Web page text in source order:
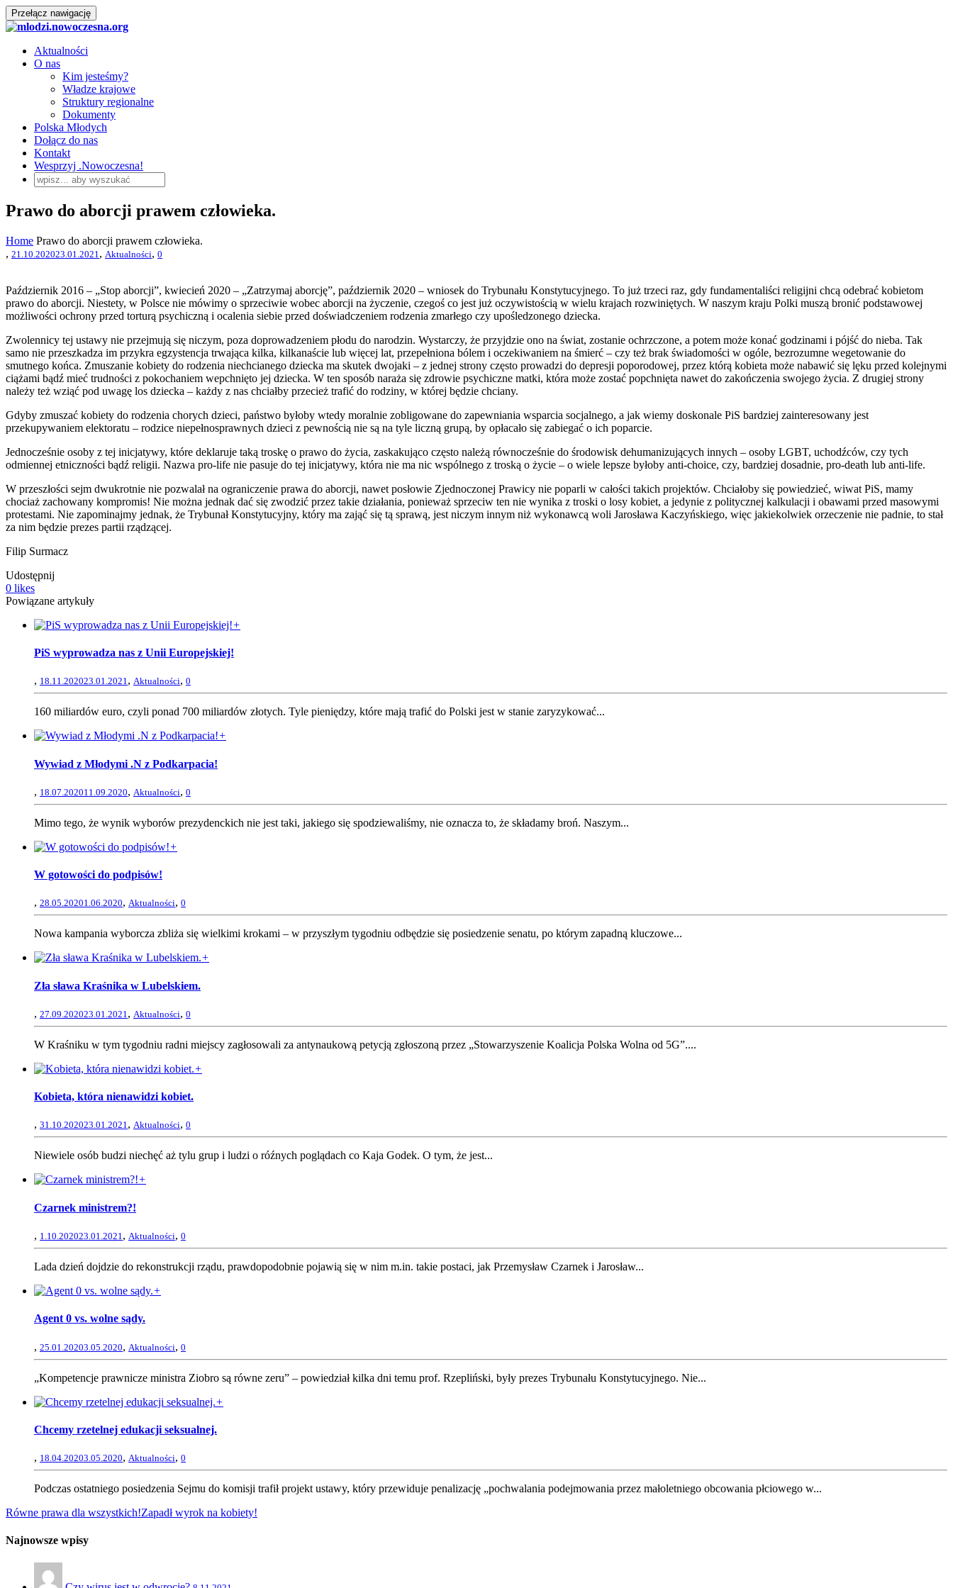
Przełącz nawigację
Aktualności
O nas
Kim jesteśmy?
Władze krajowe
Struktury regionalne
Dokumenty
Polska Młodych
Dołącz do nas
Kontakt
Wesprzyj .Nowoczesna!
Prawo do aborcji prawem człowieka.
Home Prawo do aborcji prawem człowieka.
, 21.10.202023.01.2021 , Aktualności, 0
Październik 2016 – „Stop aborcji”, kwiecień 2020 – „Zatrzymaj aborcję”, październik 2020 – wniosek do Trybunału Konstytucyjnego. To już trzeci raz, gdy fundamentaliści religijni chcą odebrać kobietom
prawo do aborcji. Niestety, w Polsce nie mówimy o sprzeciwie wobec aborcji na życzenie, czegoś co jest już oczywistością w wielu krajach rozwiniętych. W naszym kraju Polki muszą bronić podstawowej
możliwości ochrony przed torturą psychiczną i ocalenia siebie przed doświadczeniem rodzenia zmarłego czy upośledzonego dziecka.
Zwolennicy tej ustawy nie przejmują się niczym, poza doprowadzeniem płodu do narodzin. Wystarczy, że przyjdzie ono na świat, zostanie ochrzczone, a potem może konać godzinami i pójść do nieba. Tak
samo nie przeszkadza im przykra egzystencja trwająca kilka, kilkanaście lub więcej lat, przepełniona bólem i oczekiwaniem na śmierć – czy też brak świadomości w ogóle, bezrozumne wegetowanie do
smutnego końca. Zmuszanie kobiety do rodzenia niechcianego dziecka ma skutek dwojaki – z jednej strony często prowadzi do depresji poporodowej, przez którą kobieta może nabawić się lęku przed kolejnymi
ciążami bądź mieć trudności z pokochaniem wepchnięto jej dziecka. W ten sposób naraża się zdrowie psychiczne matki, która może zostać popchnięta nawet do zakończenia swojego życia. Z drugiej strony
należy też wziąć pod uwagę los dziecka – każdy z nas chciałby przecież trafić do rodziny, w której będzie chciany.
Gdyby zmuszać kobiety do rodzenia chorych dzieci, państwo byłoby wtedy moralnie zobligowane do zapewniania wsparcia socjalnego, a jak wiemy doskonale PiS bardziej zainteresowany jest
przekupywaniem elektoratu – rodzice niepełnosprawnych dzieci z pewnością nie są na tyle liczną grupą, by opłacało się zabiegać o ich poparcie.
Jednocześnie osoby z tej inicjatywy, które deklaruje taką troskę o prawo do życia, zaskakująco często należą równocześnie do środowisk dehumanizujących innych – osoby LGBT, uchodźców, czy tych
odmiennej etniczności bądź religii. Nazwa pro-life nie pasuje do tej inicjatywy, która nie ma nic wspólnego z troską o życie – o wiele lepsze byłoby anti-choice, czy, bardziej dosadnie, pro-death lub anti-life.
W przeszłości sejm dwukrotnie nie pozwalał na ograniczenie prawa do aborcji, nawet posłowie Zjednoczonej Prawicy nie poparli w całości takich projektów. Chciałoby się powiedzieć, wiwat PiS, mamy
chociaż zachowany kompromis! Nie można jednak dać się zwodzić przez takie działania, ponieważ sprzeciw ten nie wynika z troski o losy kobiet, a jedynie z politycznej kalkulacji i obawami przed masowymi
protestami. Nie zapominajmy jednak, że Trybunał Konstytucyjny, który ma zająć się tą sprawą, jest niczym innym niż wykonawcą woli Jarosława Kaczyńskiego, więc jakiekolwiek orzeczenie nie padnie, to stał
za nim będzie prezes partii rządzącej.
Filip Surmacz
Udostępnij
0 likes
Powiązane artykuły
+
PiS wyprowadza nas z Unii Europejskiej!
, 18.11.202023.01.2021, Aktualności, 0
160 miliardów euro, czyli ponad 700 miliardów złotych. Tyle pieniędzy, które mają trafić do Polski jest w stanie zaryzykować...
+
Wywiad z Młodymi .N z Podkarpacia!
, 18.07.202011.09.2020, Aktualności, 0
Mimo tego, że wynik wyborów prezydenckich nie jest taki, jakiego się spodziewaliśmy, nie oznacza to, że składamy broń. Naszym...
+
W gotowości do podpisów!
, 28.05.20201.06.2020, Aktualności, 0
Nowa kampania wyborcza zbliża się wielkimi krokami – w przyszłym tygodniu odbędzie się posiedzenie senatu, po którym zapadną kluczowe...
+
Zła sława Kraśnika w Lubelskiem.
, 27.09.202023.01.2021 , Aktualności, 0
W Kraśniku w tym tygodniu radni miejscy zagłosowali za antynaukową petycją zgłoszoną przez „Stowarzyszenie Koalicja Polska Wolna od 5G”....
+
Kobieta, która nienawidzi kobiet.
, 31.10.202023.01.2021, Aktualności, 0
Niewiele osób budzi niechęć aż tylu grup i ludzi o róźnych poglądach co Kaja Godek. O tym, że jest...
+
Czarnek ministrem?!
, 1.10.202023.01.2021, Aktualności, 0
Lada dzień dojdzie do rekonstrukcji rządu, prawdopodobnie pojawią się w nim m.in. takie postaci, jak Przemysław Czarnek i Jarosław...
+
Agent 0 vs. wolne sądy.
, 25.01.20203.05.2020, Aktualności, 0
„Kompetencje prawnicze ministra Ziobro są równe zeru” – powiedział kilka dni temu prof. Rzepliński, były prezes Trybunału Konstytucyjnego. Nie...
+
Chcemy rzetelnej edukacji seksualnej.
, 18.04.20203.05.2020, Aktualności, 0
Podczas ostatniego posiedzenia Sejmu do komisji trafił projekt ustawy, który przewiduje penalizację „pochwalania podejmowania przez małoletniego obcowania płciowego w...
Równe prawa dla wszystkich!Zapadł wyrok na kobiety!
Najnowsze wpisy